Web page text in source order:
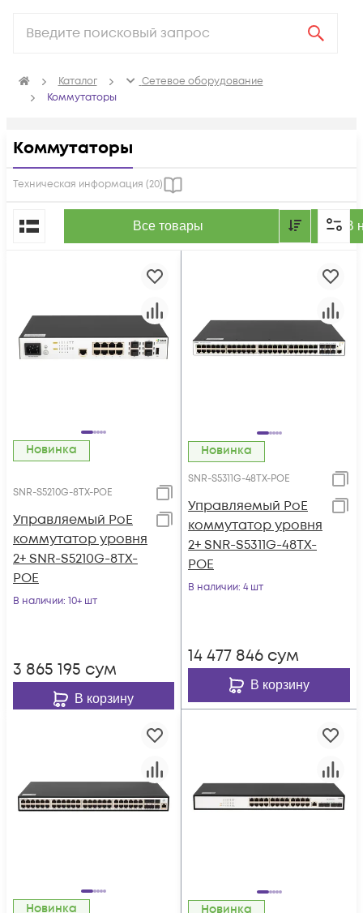
Каталог
Сетевое оборудование
Коммутаторы
Коммутаторы
Техническая информация (20)
Все товары В
По популярности
Новинка
SNR-S5210G-8TX-POE
Управляемый PoE
коммутатор уровня
2+ SNR-S5210G-8TX-
POE
В наличии: 10+ шт
3 865 195 сум
В корзину
Новинка
SNR-S5311G-48TX-POE
Управляемый PoE
коммутатор уровня
2+ SNR-S5311G-48TX-
POE
В наличии: 4 шт
14 477 846 сум
В корзину
Новинка Новинка